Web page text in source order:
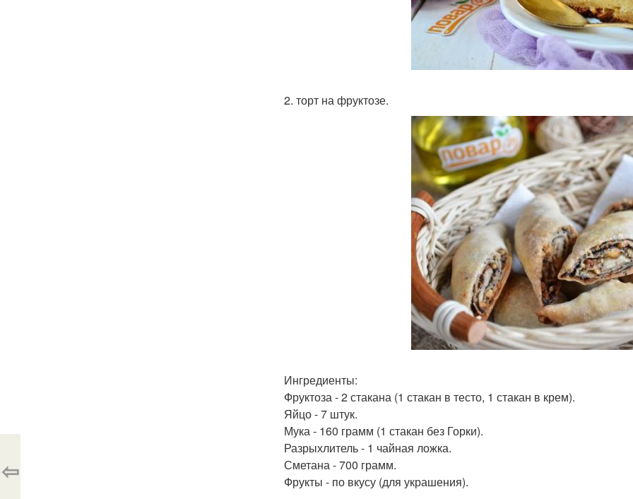
2. торт на фруктозе.
Ингредиенты:
Фруктоза - 2 стакана (1 стакан в тесто, 1 стакан в крем).
Яйцо - 7 штук.
Мука - 160 грамм (1 стакан без Горки).
Разрыхлитель - 1 чайная ложка.
Сметана - 700 грамм.
Фрукты - по вкусу (для украшения).
⇦